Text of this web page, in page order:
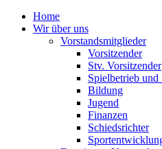
Home
Wir über uns
Vorstandsmitglieder
Vorsitzender
Stv. Vorsitzender
Spielbetrieb und
Bildung
Jugend
Finanzen
Schiedsrichter